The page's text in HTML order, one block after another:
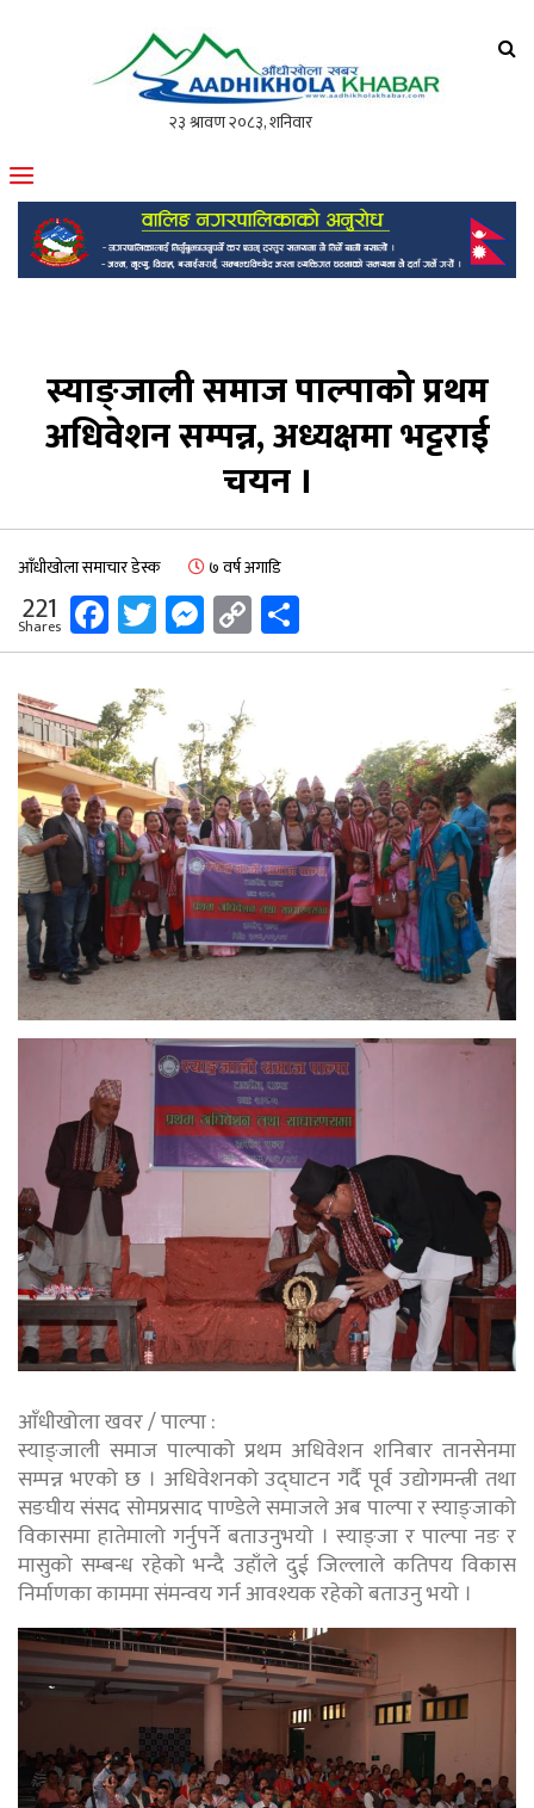
मोफसलकै लोकप्रिय अनलाइन पत्रिका
स्याङ्जाली समाज पाल्पाको प्रथम
अधिवेशन सम्पन्न, अध्यक्षमा भट्टराई
चयन ।
आँधीखोला समाचार डेस्क ७ वर्ष अगाडि
221
Shares Facebook
Twitter
Messenger
Copy
Link
आँधीखोला खवर / पाल्पा :
स्याङ्जाली समाज पाल्पाको प्रथम अधिवेशन शनिबार तानसेनमा
सम्पन्न भएको छ । अधिवेशनको उद्घाटन गर्दै पूर्व उद्योगमन्त्री तथा
सङघीय संसद सोमप्रसाद पाण्डेले समाजले अब पाल्पा र स्याङ्जाको
विकासमा हातेमालो गर्नुपर्ने बताउनुभयो । स्याङ्जा र पाल्पा नङ र
मासुको सम्बन्ध रहेको भन्दै उहाँले दुई जिल्लाले कतिपय विकास
निर्माणका काममा संमन्वय गर्न आवश्यक रहेको बताउनु भयो ।